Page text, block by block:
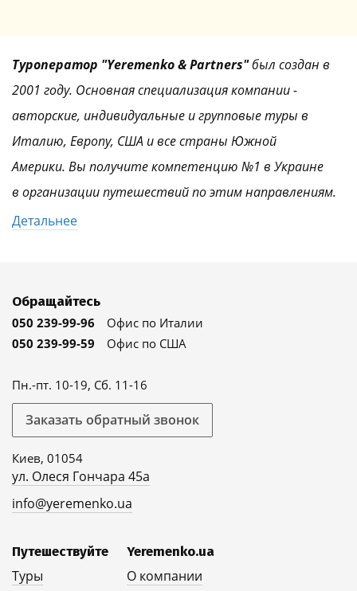
Туроператор "Yeremenko & Partners"был создан в
2001 году. Основная специализация компании -
авторские, индивидуальные и групповые туры в
Италию, Европу, США и все страны Южной
Америки. Вы получите компетенцию №1 в Украине
в организации путешествий по этим направлениям.
Детальнее
Обращайтесь
050 239-99-96
Офис по Италии
050 239-99-59
Офис по США
Пн.-пт. 10-19, Сб. 11-16
Заказать обратный звонок
Киев, 01054
ул. Олеся Гончара 45а
info@yeremenko.ua
Путешествуйте
Туры
Yeremenko.ua
О компании